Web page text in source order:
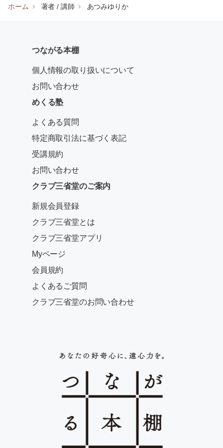
ホーム 著者 / 講師 あつみゆりか
つながる本棚
個人情報の取り扱いについて
お問い合わせ
めくる塾
よくある質問
特定商取引法に基づく表記
受講規約
お問い合わせ
クラブ三省堂のご案内
新規会員登録
クラブ三省堂とは
クラブ三省堂アプリ
Myページ
会員規約
よくあるご質問
クラブ三省堂のお問い合わせ